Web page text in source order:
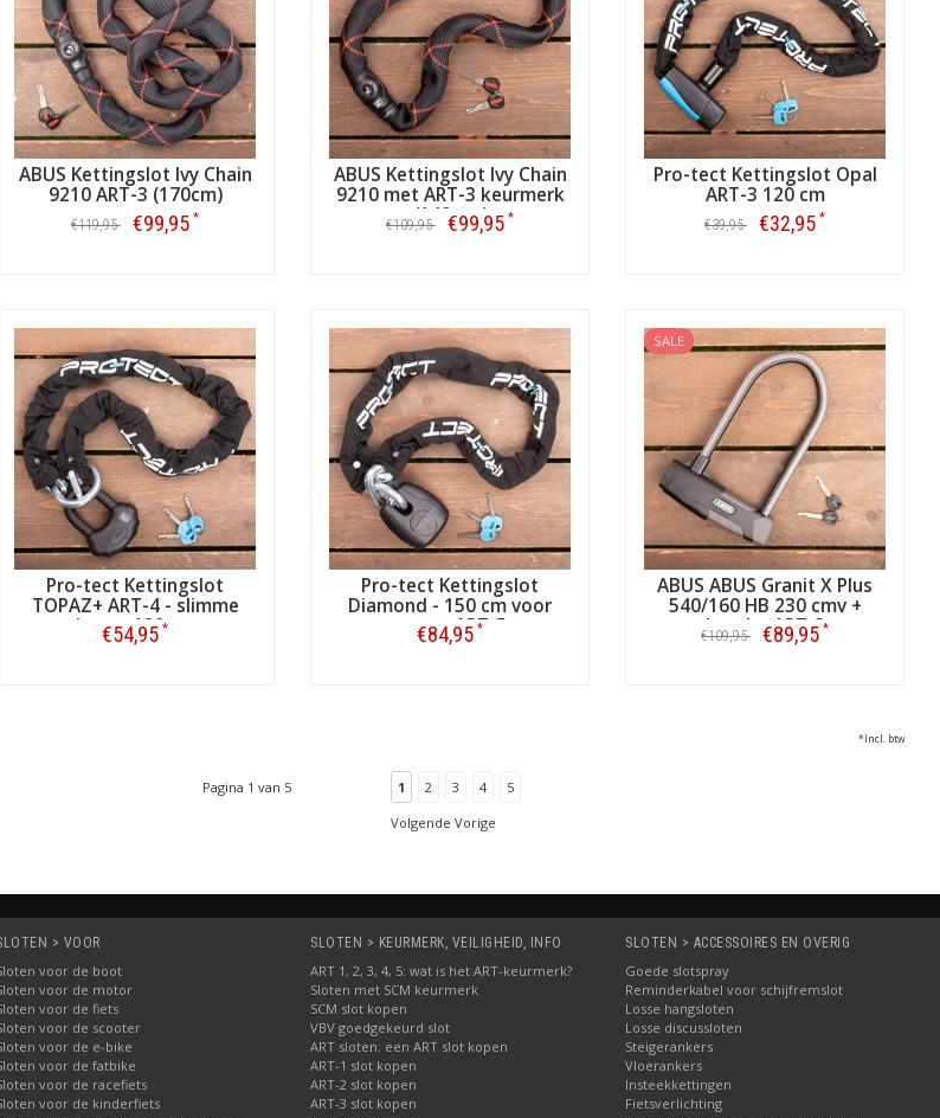
ABUS Kettingslot Ivy Chain
9210 ART-3 (170cm)
€119,95 €99,95 *
ABUS Kettingslot Ivy Chain
9210 met ART-3 keurmerk
(140 cm)
€109,95 €99,95 *
Pro-tect Kettingslot Opal
ART-3 120 cm
€39,95 €32,95 *
Pro-tect Kettingslot
TOPAZ+ ART-4 - slimme
loop - 120 cm
€54,95 *
Pro-tect Kettingslot
Diamond - 150 cm voor
motor ART-5
€84,95 *
SALE
ABUS ABUS Granit X Plus
540/160 HB 230 cmv +
houder ART-3
€109,95 €89,95 *
*Incl. btw
Pagina 1 van 5 1 2 3 4
5
Volgende Vorige
> VOOR
voor de boot
voor de motor
voor de fiets
voor de scooter
voor de e-bike
voor de fatbike
voor de racefiets
voor de kinderfiets
SLOTEN > KEURMERK, VEILIGHEID, INFO
ART 1, 2, 3, 4, 5: wat is het ART-keurmerk?
Sloten met SCM keurmerk
SCM slot kopen
VBV goedgekeurd slot
ART sloten: een ART slot kopen
ART-1 slot kopen
ART-2 slot kopen
ART-3 slot kopen
SLOTEN > ACCESSOIRES EN OVERIG
Goede slotspray
Reminderkabel voor schijfremslot
Losse hangsloten
Losse discussloten
Steigerankers
Vloerankers
Insteekkettingen
Fietsverlichting